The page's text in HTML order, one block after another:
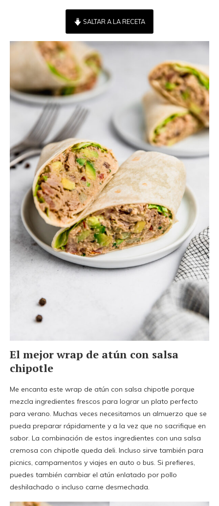
SALTAR A LA RECETA
El mejor wrap de atún con salsa
chipotle
Me encanta este wrap de atún con salsa chipotle porque
mezcla ingredientes frescos para lograr un plato perfecto
para verano. Muchas veces necesitamos un almuerzo que se
pueda preparar rápidamente y a la vez que no sacrifique en
sabor. La combinación de estos ingredientes con una salsa
cremosa con chipotle queda deli. Incluso sirve también para
picnics, campamentos y viajes en auto o bus. Si prefieres,
puedes también cambiar el atún enlatado por pollo
deshilachado o incluso carne desmechada.